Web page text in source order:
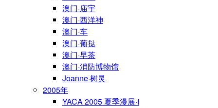
澳门·庙宇
澳门·西洋神
澳门·车
澳门·葡挞
澳门·早茶
澳门·消防博物馆
Joanne·树灵
2005年
YACA 2005 夏季漫展·I